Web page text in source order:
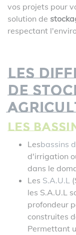
vos projets pour
solution de
respectant
Les
de
Les
Lesbassins
d'irrigation
dans le
Les S.A.U.L
les S.A.U.L
profondeur
construites
Permettant